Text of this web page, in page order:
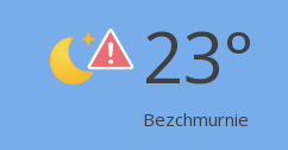
23°
Bezchmurnie